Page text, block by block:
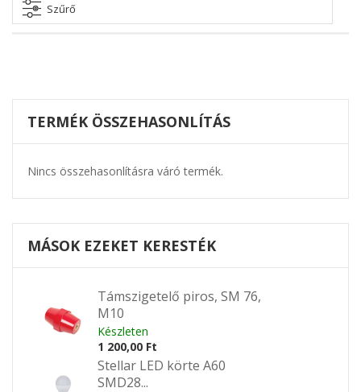
Szűrő
TERMÉK ÖSSZEHASONLÍTÁS
Nincs összehasonlításra váró termék.
MÁSOK EZEKET KERESTÉK
Támszigetelő piros, SM 76,
M10
Készleten
1 200,00 Ft
Stellar LED körte A60
SMD28...